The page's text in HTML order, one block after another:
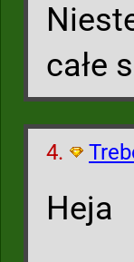
całe
4.
Heja